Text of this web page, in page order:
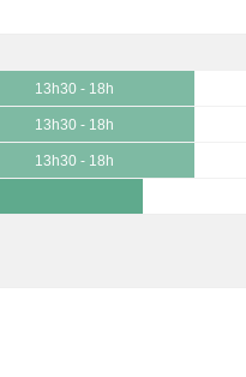
13h30 - 18h
13h30 - 18h
13h30 - 18h